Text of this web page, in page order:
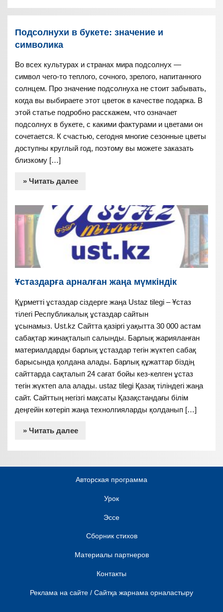
Подсолнухи в букете: значение и
символика
Во всех культурах и странах мира подсолнух —
символ чего-то теплого, сочного, зрелого, напитанного
солнцем. Про значение подсолнуха не стоит забывать,
когда вы выбираете этот цветок в качестве подарка. В
этой статье подробно расскажем, что означает
подсолнух в букете, с какими фактурами и цветами он
сочетается. К счастью, сегодня многие сезонные цветы
доступны круглый год, поэтому вы можете заказать
близкому […]
» Читать далее
Ұстаздарға арналған жаңа мүмкіндік
Құрметті ұстаздар сіздерге жаңа Ustaz tilegi – Ұстаз
тілегі Республикалық ұстаздар сайтын
ұсынамыз. Ust.kz Сайтта қазіргі уақытта 30 000 астам
сабақтар жинақталып салынды. Барлық жарияланған
материалдарды барлық ұстаздар тегін жүктеп сабақ
барысында қолдана алады. Барлық құжаттар біздің
сайттарда сақталып 24 сағат бойы кез-келген ұстаз
тегін жүктеп ала алады. ustaz tilegi Қазақ тіліндегі жаңа
сайт. Сайттың негізгі мақсаты Қазақстандағы білім
деңгейін көтеріп жаңа технолгияларды қолданып […]
» Читать далее
Авторская программа
Урок
Эссе
Сборник стихов
Материалы партнеров
Контакты
Реклама на сайте / Сайтқа жарнама орналастыру